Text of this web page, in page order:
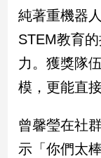
地
方
新
冠
毒
區
純著重機器
STEM教育
力。獲獎隊
模，更能直
曾馨瑩在社
示「你們太